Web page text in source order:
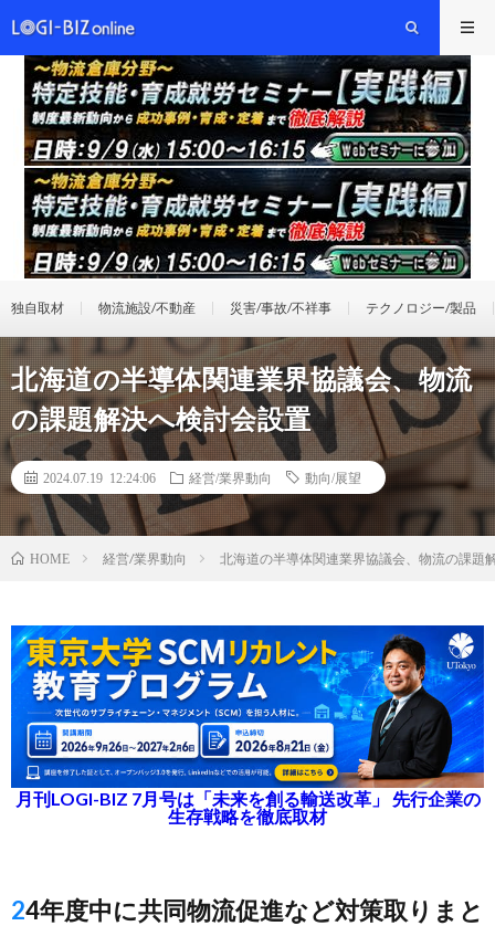
独自取材 物流施設/不動産 災害/事故/不祥事 テクノロジー/製品
北海道の半導体関連業界協議会、物流
の課題解決へ検討会設置
2024.07.19 12:24:06 経営/業界動向 動向/展望
HOME 経営/業界動向 北海道の半導体関連業界協議会、物流の課題
月刊LOGI-BIZ 7月号は「未来を創る輸送改革」 先行企業の
生存戦略を徹底取材
24年度中に共同物流促進など対策取りまと